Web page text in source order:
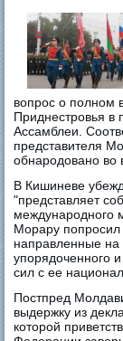
вопрос о полном
Приднестровья в
Ассамблеи.
представителя
обнародовано во
В Кишиневе
"представляет
международного
Морару
направленные на
упорядоченного
сил с ее
Постпред
выдержку из
которой